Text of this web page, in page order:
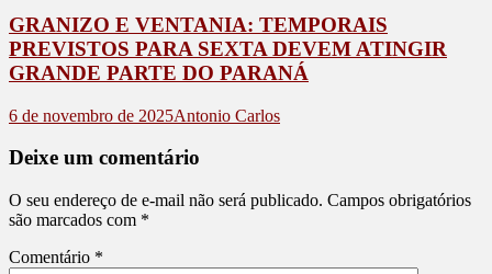
GRANIZO E VENTANIA: TEMPORAIS
PREVISTOS PARA SEXTA DEVEM ATINGIR
GRANDE PARTE DO PARANÁ
6 de novembro de 2025Antonio Carlos
Deixe um comentário
O seu endereço de e-mail não será publicado. Campos obrigatórios
são marcados com *
Comentário *